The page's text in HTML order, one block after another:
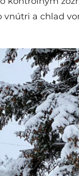
vnútri a chlad